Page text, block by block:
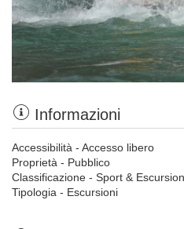
Informazioni
Accessibilità - Accesso libero
Proprietà - Pubblico
Classificazione - Sport &
Tipologia - Escursioni